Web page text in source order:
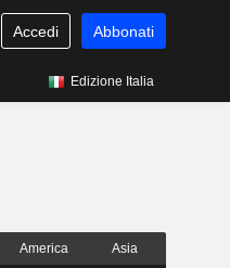
Accedi Abbonati
Edizione Italia
America Asia